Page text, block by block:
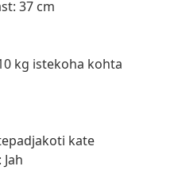
37 cm
kg istekoha kohta
kate